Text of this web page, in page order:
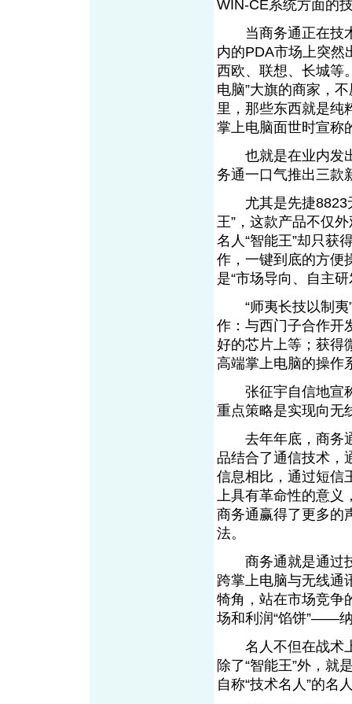
WIN-CE系统方面的
当商务通正在技术
内的PDA市场上突然
西欧、联想、长城等
电脑”大旗的商家，
里，那些东西就是纯
掌上电脑面世时宣称
也就是在业内发出
务通一口气推出三款
尤其是先捷8823无
王”，这款产品不仅
名人“智能王”却只获
作，一键到底的方便
是“市场导向、自主
“师夷长技以制夷”
作：与西门子合作开
好的芯片上等；获得
高端掌上电脑的操作
张征宇自信地宣称
重点策略是实现向无
去年年底，商务通
品结合了通信技术，
信息相比，通过短信
上具有革命性的意义
商务通赢得了更多的
法。
商务通就是通过技
跨掌上电脑与无线通
犄角，站在市场竞
场和利润“馅饼”——
名人不但在战术上
除了“智能王”外，就
自称“技术名人”的名